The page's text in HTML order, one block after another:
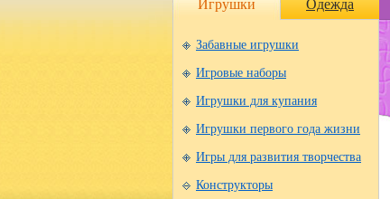
Игрушки Одежда
Забавные игрушки
Игровые наборы
Игрушки для купания
Игрушки первого года жизни
Игры для развития творчества
Конструкторы